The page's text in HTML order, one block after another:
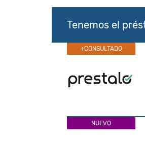
Tenemos el
+CONSULTADO
NUEVO